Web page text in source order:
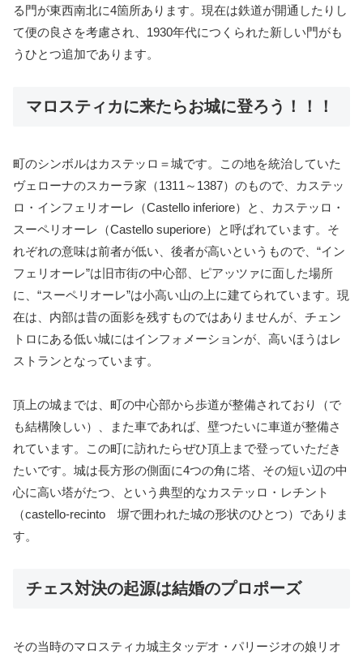
る門が東西南北に4箇所あります。現在は鉄道が開通したりし
て便の良さを考慮され、1930年代につくられた新しい門がも
うひとつ追加であります。
マロスティカに来たらお城に登ろう！！！
町のシンボルはカステッロ＝城です。この地を統治していた
ヴェローナのスカーラ家（1311～1387）のもので、カステッ
ロ・インフェリオーレ（Castello inferiore）と、カステッロ・
スーペリオーレ（Castello superiore）と呼ばれています。そ
れぞれの意味は前者が低い、後者が高いというもので、“イン
フェリオーレ”は旧市街の中心部、ピアッツァに面した場所
に、“スーペリオーレ”は小高い山の上に建てられています。現
在は、内部は昔の面影を残すものではありませんが、チェン
トロにある低い城にはインフォメーションが、高いほうはレ
ストランとなっています。
頂上の城までは、町の中心部から歩道が整備されており（で
も結構険しい）、また車であれば、壁つたいに車道が整備さ
れています。この町に訪れたらぜひ頂上まで登っていただき
たいです。城は長方形の側面に4つの角に塔、その短い辺の中
心に高い塔がたつ、という典型的なカステッロ・レチント
（castello-recinto 塀で囲われた城の形状のひとつ）でありま
す。
チェス対決の起源は結婚のプロポーズ
その当時のマロスティカ城主タッデオ・パリージオの娘リオ